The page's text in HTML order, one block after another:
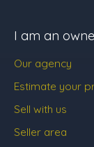
I am an
Our agency
Estimate your
Sell with us
Seller area